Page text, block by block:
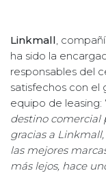
Linkmall ,
ha sido la
responsables del
satisfechos con el
equipo de leasing:
destino comercial
gracias a
las mejores
más lejos, hace